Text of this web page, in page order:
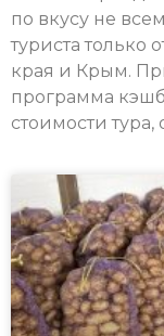
по вкусу не
туриста только
края и Крым.
программа
стоимости тура,